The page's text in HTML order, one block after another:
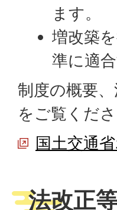
ます。
増改築
準に適
制度の概要
をご覧くださ
国土交通
法改正